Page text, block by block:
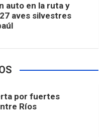
auto en la ruta y
aves silvestres
por fuertes
Ríos